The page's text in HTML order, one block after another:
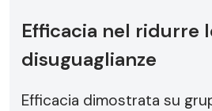
Efficacia nel ridurre
disuguaglianze
Efficacia dimostrata su